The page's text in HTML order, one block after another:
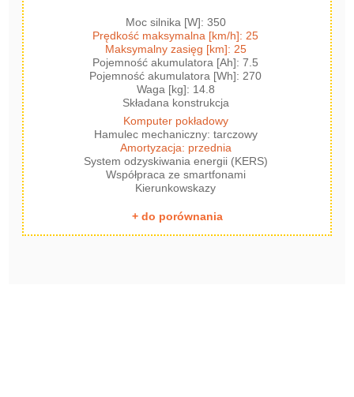
Moc silnika [W]: 350
Prędkość maksymalna [km/h]: 25
Maksymalny zasięg [km]: 25
Pojemność akumulatora [Ah]: 7.5
Pojemność akumulatora [Wh]: 270
Waga [kg]: 14.8
Składana konstrukcja
Komputer pokładowy
Hamulec mechaniczny: tarczowy
Amortyzacja: przednia
System odzyskiwania energii (KERS)
Współpraca ze smartfonami
Kierunkowskazy
+ do porównania